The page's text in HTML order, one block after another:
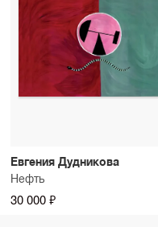
Евгения Дудникова
Нефть
30 000 ₽